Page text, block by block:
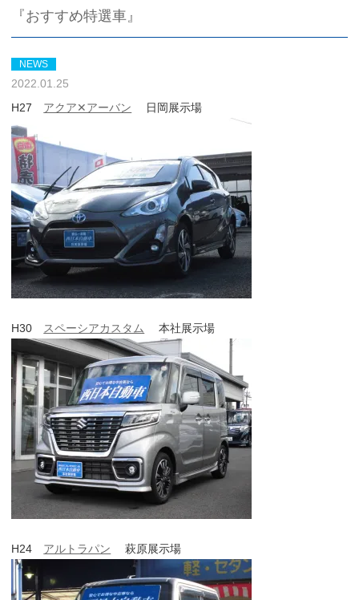
『おすすめ特選車』
NEWS
2022.01.25
H27 アクア✕アーバン 日岡展示場
H30 スペーシアカスタム 本社展示場
H24 アルトラパン 萩原展示場